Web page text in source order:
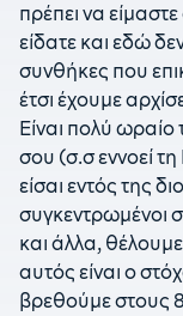
πρέπει να
είδατε και εδώ
συνθήκες που
έτσι έχουμε
Είναι πολύ ωραίο
σου (σ.σ εννοεί τη
είσαι εντός της
συγκεντρωμένοι
και άλλα,
αυτός είναι ο
βρεθούμε στους